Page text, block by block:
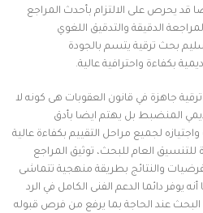
قد يحرص على الالتزام بأحدث المراجع
الدقيقة والتدقيق اللغوي
بحث ترقية يتسم بالجودة
بكفاءة واحترافية عالية.
جاهزة في قانون العقوبات هى كونه لا
المنضبط بل يهتم ايضا بأدق
لجميع مراحل التقييم بكفاءة عالية
للتنسيق العام للبحث، توثيق المراجع
والنتائج بطريقة منهجية تتماشى
يوفر دائما الدعم الفنى الكامل في الرد
عند الحاجة بما يرفع من فرص قبوله